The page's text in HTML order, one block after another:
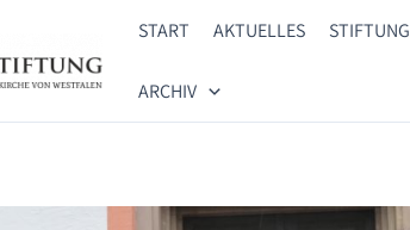
START AKTUELLES STIFTUNG
ARCHIV